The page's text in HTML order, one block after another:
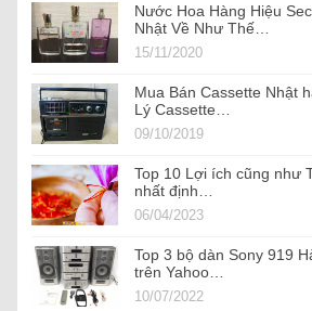
Nước Hoa Hàng Hiệu
Nhật Về Như Thế…
15/11/2020
Mua Bán Cassette Nhật
Lý Cassette…
09/10/2019
Top 10 Lợi ích cũng như
nhất định…
06/04/2023
Top 3 bộ dàn Sony 919
trên Yahoo…
10/07/2022